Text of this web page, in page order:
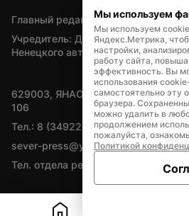
Главный редактор — А.Л. Поздеев
Учредитель: Департамент
Ненецкого автономного округа
629003, ЯНАО, Салехард, мкр.
106
Тел.: 8 (34922) 71262
sever-press@yamal-media.ru
Тел. отдела рекламы: 8 (34922)
Мы используем
Мы используем
Яндекс.Метрика,
настройки,
работу сайта,
эффективность. Вы
использования
самостоятельно эту
браузера.
можно удалить в
продолжением
пожалуйста,
Политикой